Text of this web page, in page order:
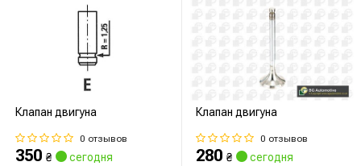
Клапан двигуна
0 отзывов
350 ₴ сегодня
Клапан двигуна
0 отзывов
280 ₴ сегодня